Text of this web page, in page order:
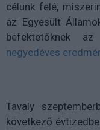
célunk felé,
az Egyesült
befektetőknek
negyedéves
Tavaly
következő